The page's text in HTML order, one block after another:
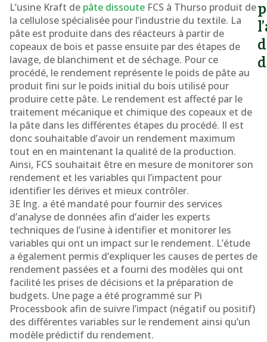
L’usine Kraft de pâte dissoute FCS à Thurso produit de
la cellulose spécialisée pour l’industrie du textile. La
pâte est produite dans des réacteurs à partir de
copeaux de bois et passe ensuite par des étapes de
lavage, de blanchiment et de séchage. Pour ce
procédé, le rendement représente le poids de pâte au
produit fini sur le poids initial du bois utilisé pour
produire cette pâte. Le rendement est affecté par le
traitement mécanique et chimique des copeaux et de
la pâte dans les différentes étapes du procédé. Il est
donc souhaitable d’avoir un rendement maximum
tout en en maintenant la qualité de la production.
Ainsi, FCS souhaitait être en mesure de monitorer son
rendement et les variables qui l’impactent pour
identifier les dérives et mieux contrôler.
3E Ing. a été mandaté pour fournir des services
d’analyse de données afin d’aider les experts
techniques de l’usine à identifier et monitorer les
variables qui ont un impact sur le rendement. L’étude
a également permis d’expliquer les causes de pertes de
rendement passées et a fourni des modèles qui ont
facilité les prises de décisions et la préparation de
budgets. Une page a été programmé sur Pi
Processbook afin de suivre l’impact (négatif ou positif)
des différentes variables sur le rendement ainsi qu’un
modèle prédictif du rendement.